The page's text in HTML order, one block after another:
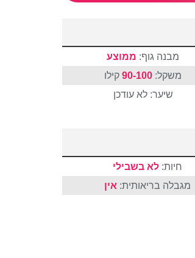
מבנה גוף: ממוצע
משקל: 90-100 קילו
שיער: לא עודכן
חיות:לא בשבילי
מגבלה בריאותית: אין